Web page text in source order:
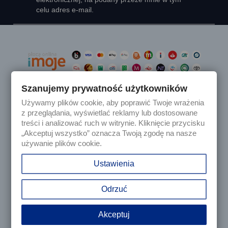
celu adres e-mail.
Produkty 
Nasza firma 
© 2025 - Sklep internetowy Tomczesci.pl. Wszelkie prawa
Szanujemy prywatność użytkowników
Używamy plików cookie, aby poprawić Twoje wrażenia
z przeglądania, wyświetlać reklamy lub dostosowane
treści i analizować ruch w witrynie. Kliknięcie przycisku
„Akceptuj wszystko” oznacza Twoją zgodę na nasze
używanie plików cookie.
Ustawienia
Odrzuć
Akceptuj